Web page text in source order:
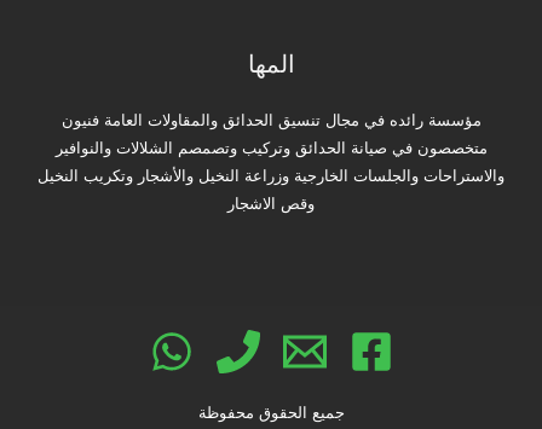
المها
مؤسسة رائده في مجال تنسيق الحدائق والمقاولات العامة فنيون
متخصصون في صيانة الحدائق وتركيب وتصمصم الشلالات والنوافير
والاستراحات والجلسات الخارجية وزراعة النخيل والأشجار وتكريب النخيل
وقص الاشجار
جميع الحقوق محفوظة